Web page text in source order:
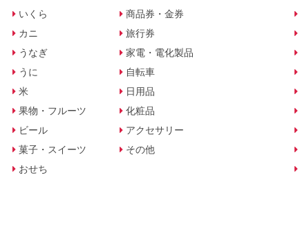
いくら
カニ
うなぎ
うに
米
果物・フルーツ
ビール
菓子・スイーツ
おせち
商品券・金券
旅行券
家電・電化製品
自転車
日用品
化粧品
アクセサリー
その他